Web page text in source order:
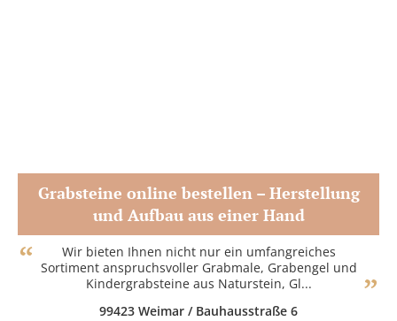
Grabsteine online bestellen – Herstellung
und Aufbau aus einer Hand
Wir bieten Ihnen nicht nur ein umfangreiches
Sortiment anspruchsvoller Grabmale, Grabengel und
Kindergrabsteine aus Naturstein, Gl...
99423 Weimar / Bauhausstraße 6